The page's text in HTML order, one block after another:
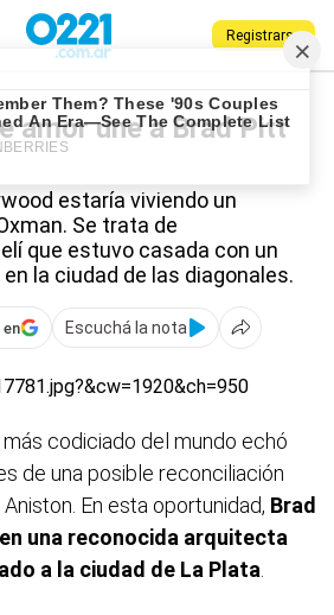
Registrarse
Brad Pitt
amor une a Brad Pitt
estaría viviendo un
Se trata de
que estuvo casada con un
la ciudad de las diagonales.
en
Escuchá la nota
codiciado del mundo echó
de una posible reconciliación
En esta oportunidad, Brad
una reconocida arquitecta
a la ciudad de La Plata